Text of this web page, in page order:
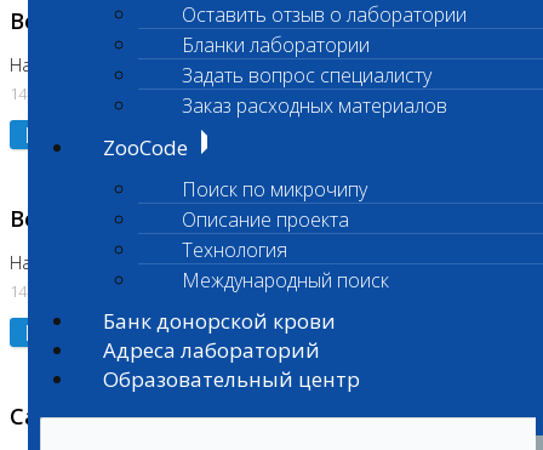
Оставить отзыв о лаборатории
Бланки лаборатории
Задать вопрос специалисту
Заказ расходных материалов
ZooCode
Поиск по микрочипу
Описание проекта
Технология
Международный поиск
Банк донорской крови
Адреса лабораторий
Образовательный центр
Возобновлено выполнение исследования
На Нагорной (Код 961, 962)
14.07.2026
Подробнее
Возобновлено выполнение исследования
На Нагорной (Код 157)
14.07.2026
Подробнее
Санитарный день